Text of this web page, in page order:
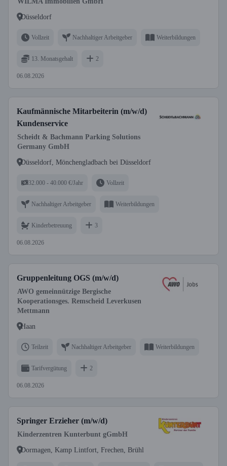
Düsseldorf
Vollzeit Nachhaltiger Arbeitgeber Weiterbildungen
13. Monatsgehalt 2
06.08.2026
Kaufmännische Mitarbeiterin (m/w/d)
Kundenservice
Scheidt & Bachmann Parking Solutions
Germany GmbH
Düsseldorf, Mönchengladbach bei Düsseldorf
32.000 - 40.000 €/Jahr Vollzeit
Nachhaltiger Arbeitgeber Weiterbildungen
Kinderbetreuung 3
06.08.2026
Gruppenleitung OGS (m/w/d)
AWO gemeinnützige Bergische
Kooperationsges. Remscheid Leverkusen
Mettmann
Haan
Teilzeit Nachhaltiger Arbeitgeber Weiterbildungen
Tarifvergütung 2
06.08.2026
Springer Erzieher (m/w/d)
Kinderzentren Kunterbunt gGmbH
Dormagen, Kamp Lintfort, Frechen, Brühl